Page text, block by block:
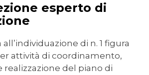
esperto di
di n. 1 figura
attività di coordinamento,
realizzazione del piano di